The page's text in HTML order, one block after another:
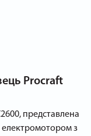
Procraft
представлена
електромотором з